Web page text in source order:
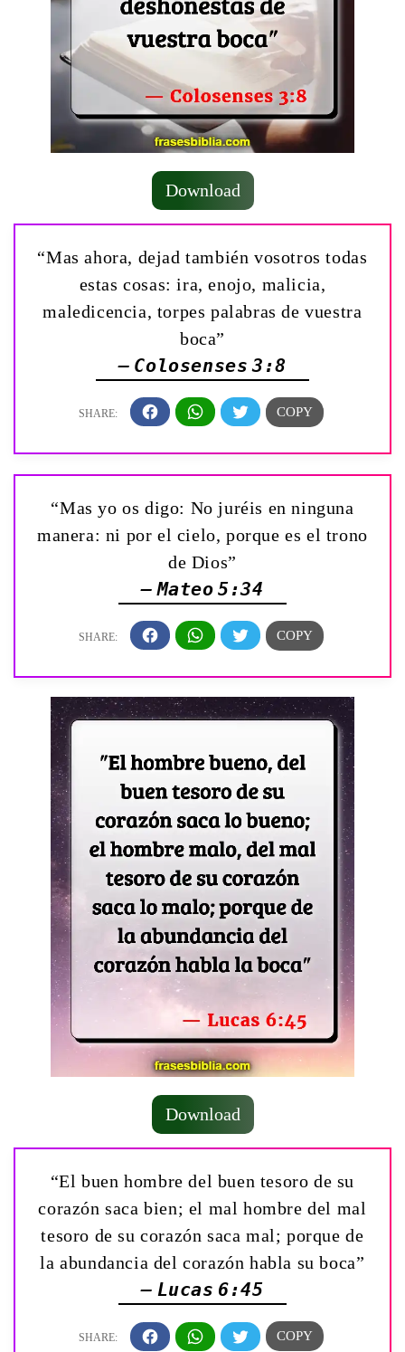
Download
“Mas ahora, dejad también vosotros todas
estas cosas: ira, enojo, malicia,
maledicencia, torpes palabras de vuestra
boca”
— Colosenses 3:8
“Mas yo os digo: No juréis en ninguna
manera: ni por el cielo, porque es el trono
de Dios”
— Mateo 5:34
Download
“El buen hombre del buen tesoro de su
corazón saca bien; el mal hombre del mal
tesoro de su corazón saca mal; porque de
la abundancia del corazón habla su boca”
— Lucas 6:45